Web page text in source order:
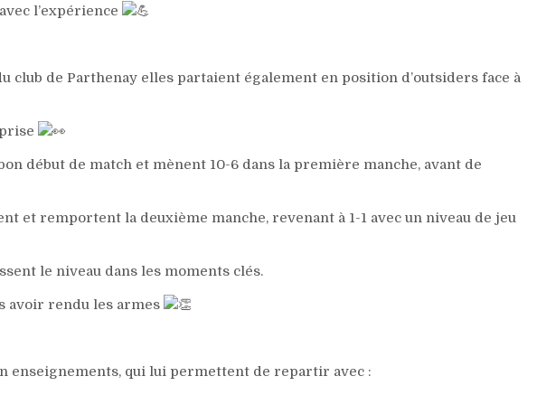
l’expérience
club de Parthenay elles partaient également en position d’outsiders face à
début de match et mènent 10-6 dans la première manche, avant de
et remportent la deuxième manche, revenant à 1-1 avec un niveau de jeu
le niveau dans les moments clés.
avoir rendu les armes
enseignements, qui lui permettent de repartir avec :